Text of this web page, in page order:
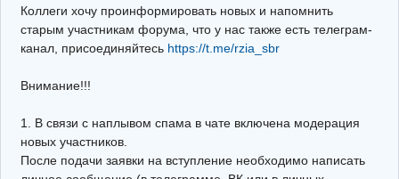
Архив
Почта
Поиск релейщика
Видео РЗиА
Коллеги хочу проинформировать новых и напомнить
старым участникам форума, что у нас также есть телеграм-
канал, присоединяйтесь https://t.me/rzia_sbr
Внимание!!!
1. В связи с наплывом спама в чате включена модерация
новых участников.
После подачи заявки на вступление необходимо написать